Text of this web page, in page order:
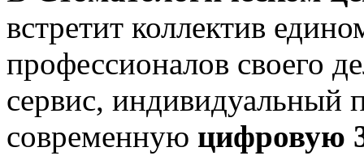
встретит коллектив
профессионалов своего
сервис, индивидуальный
современную цифровую